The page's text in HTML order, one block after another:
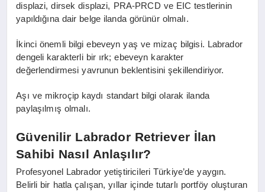
displazi, dirsek displazi, PRA-PRCD ve EIC testlerinin
yapıldığına dair belge ilanda görünür olmalı.
İkinci önemli bilgi ebeveyn yaş ve mizaç bilgisi. Labrador
dengeli karakterli bir ırk; ebeveyn karakter
değerlendirmesi yavrunun beklentisini şekillendiriyor.
Aşı ve mikroçip kaydı standart bilgi olarak ilanda
paylaşılmış olmalı.
Güvenilir Labrador Retriever İlan
Sahibi Nasıl Anlaşılır?
Profesyonel Labrador yetiştiricileri Türkiye’de yaygın.
Belirli bir hatla çalışan, yıllar içinde tutarlı portföy oluşturan